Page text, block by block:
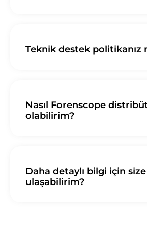
Teknik destek politikanız
Nasıl Forenscope
olabilirim?
Daha detaylı bilgi için size
ulaşabilirim?